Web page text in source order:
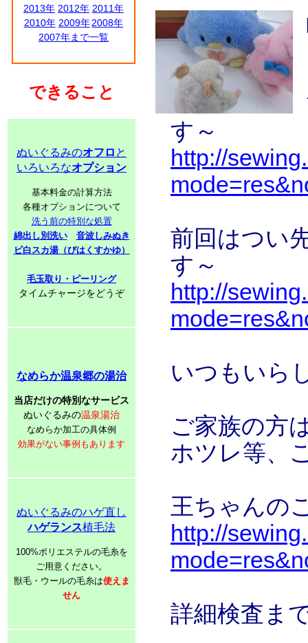
2013年 2012年 2011年
2010年 2009年 2008年
2007年まで一覧
できること
ぬいぐるみのオフロ と
いろいろなオプション
基本料金の計算方法
各種オプションについて
洗う前の特別な処置
綿出し別洗い
音波しみぬき
ビ白スカ湯（びはくすかゆ）
毛玉取り・ピーリング
タイムチャージをどうぞ
なめらか温泉郷の湯治
当店だけの特別なサービス
ぬいぐるみの温泉湯治
なめらか加工の具体例
効果がない事例もあります
ぬいぐるみのハゲ直し
ハゲランス植毛法
100%ポリエステルの毛糸を
ご用意ください。
獣毛・ウールの毛糸は使えま
せん
す～
http://
前回はつい
す～
http://
いつもいら
ご家族の方
ホツレ等、
王ちゃんの
http://
詳細検査ま